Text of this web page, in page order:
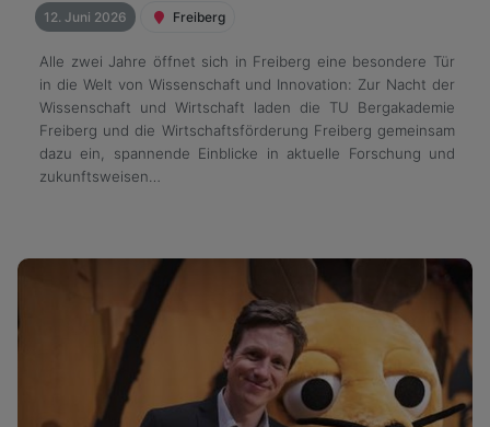
12. Juni 2026 Freiberg
Alle zwei Jahre öffnet sich in Freiberg eine besondere Tür
in die Welt von Wissenschaft und Innovation: Zur Nacht der
Wissenschaft und Wirtschaft laden die TU Bergakademie
Freiberg und die Wirtschaftsförderung Freiberg gemeinsam
dazu ein, spannende Einblicke in aktuelle Forschung und
zukunftsweisen…